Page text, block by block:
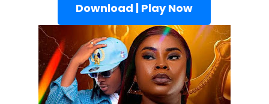
Download | Play Now